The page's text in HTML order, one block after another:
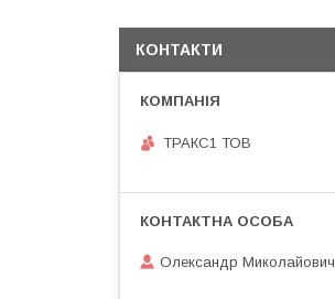
КОНТАКТИ
ТРАКС1 ТОВ
Олександр Миколайович